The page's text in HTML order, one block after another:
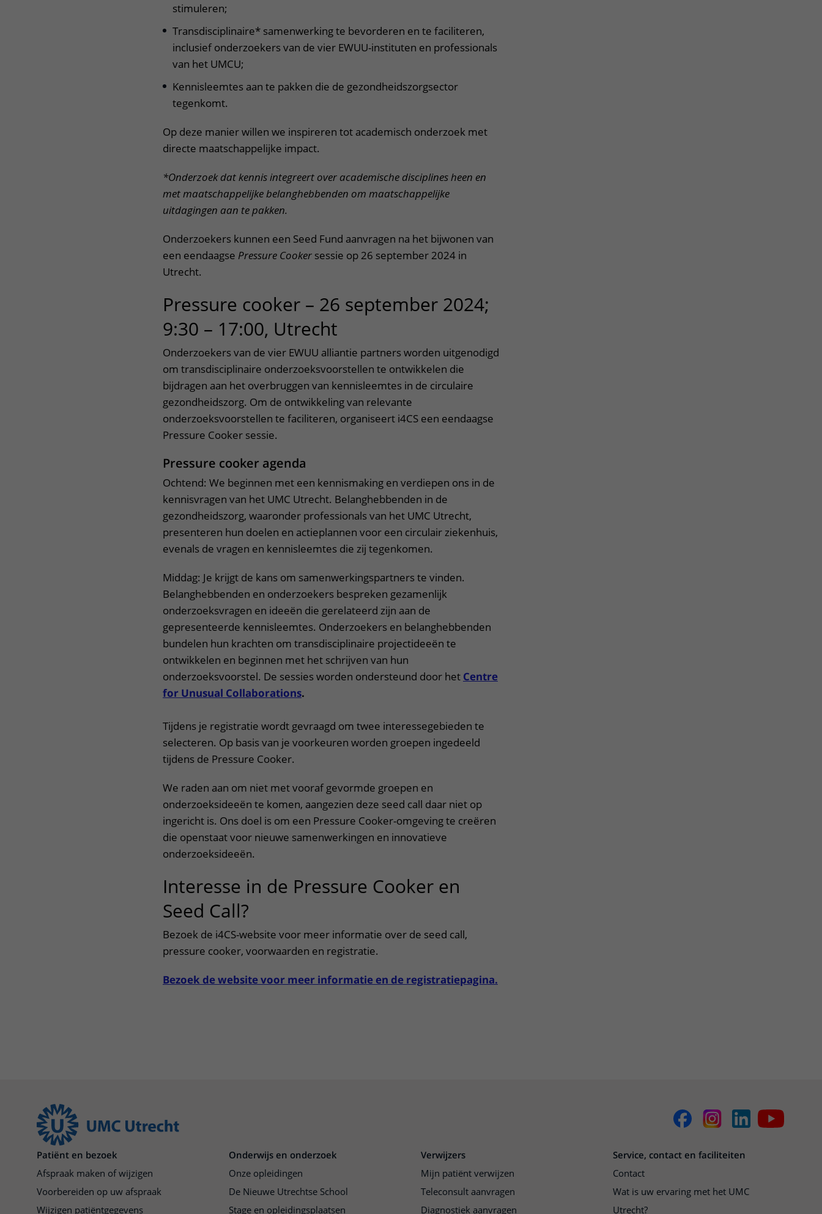
stimuleren;
Transdisciplinaire* samenwerking te bevorderen en te faciliteren,
inclusief onderzoekers van de vier EWUU-instituten en professionals
van het UMCU;
Kennisleemtes aan te pakken die de gezondheidszorgsector
tegenkomt.
Op deze manier willen we inspireren tot academisch onderzoek met
directe maatschappelijke impact.
*Onderzoek dat kennis integreert over academische disciplines heen en
met maatschappelijke belanghebbenden om maatschappelijke
uitdagingen aan te pakken.
Onderzoekers kunnen een Seed Fund aanvragen na het bijwonen van
een eendaagse Pressure Cooker sessie op 26 september 2024 in
Utrecht.
Pressure cooker – 26 september 2024;
9:30 – 17:00, Utrecht
Onderzoekers van de vier EWUU alliantie partners worden uitgenodigd
om transdisciplinaire onderzoeksvoorstellen te ontwikkelen die
bijdragen aan het overbruggen van kennisleemtes in de circulaire
gezondheidszorg. Om de ontwikkeling van relevante
onderzoeksvoorstellen te faciliteren, organiseert i4CS een eendaagse
Pressure Cooker sessie.
Pressure cooker agenda
Ochtend: We beginnen met een kennismaking en verdiepen ons in de
kennisvragen van het UMC Utrecht. Belanghebbenden in de
gezondheidszorg, waaronder professionals van het UMC Utrecht,
presenteren hun doelen en actieplannen voor een circulair ziekenhuis,
evenals de vragen en kennisleemtes die zij tegenkomen.
Middag: Je krijgt de kans om samenwerkingspartners te vinden.
Belanghebbenden en onderzoekers bespreken gezamenlijk
onderzoeksvragen en ideeën die gerelateerd zijn aan de
gepresenteerde kennisleemtes. Onderzoekers en belanghebbenden
bundelen hun krachten om transdisciplinaire projectideeën te
ontwikkelen en beginnen met het schrijven van hun
onderzoeksvoorstel. De sessies worden ondersteund door het Centre
for Unusual Collaborations.
Tijdens je registratie wordt gevraagd om twee interessegebieden te
selecteren. Op basis van je voorkeuren worden groepen ingedeeld
tijdens de Pressure Cooker.
We raden aan om niet met vooraf gevormde groepen en
onderzoeksideeën te komen, aangezien deze seed call daar niet op
ingericht is. Ons doel is om een Pressure Cooker-omgeving te creëren
die openstaat voor nieuwe samenwerkingen en innovatieve
onderzoeksideeën.
Interesse in de Pressure Cooker en
Seed Call?
Bezoek de i4CS-website voor meer informatie over de seed call,
pressure cooker, voorwaarden en registratie.
Bezoek de website voor meer informatie en de registratiepagina.
Patiënt en bezoek
Afspraak maken of wijzigen
Voorbereiden op uw afspraak
Wijzigen patiëntgegevens
Onderwijs en onderzoek
Onze opleidingen
De Nieuwe Utrechtse School
Stage en opleidingsplaatsen
Verwijzers
Mijn patiënt verwijzen
Teleconsult aanvragen
Diagnostiek aanvragen
Service, contact en faciliteiten
Contact
Wat is uw ervaring met het UMC
Utrecht?